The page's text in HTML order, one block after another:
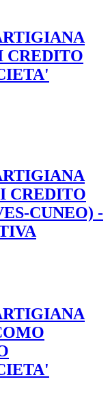
CREDITO
CREDITO
CUNEO) -